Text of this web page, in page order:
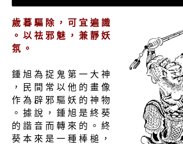
歲 暮 驅 除 ， 可 宜 遍 識
。 以 祛 邪 魅 ， 兼 靜 妖
氛 。
鍾 旭 為 捉 鬼 第 一 大 神
， 民 間 常 以 他 的 畫 像
作 為 辟 邪 驅 妖 的 神 物
。 據 說 ， 鍾 旭 是 終 葵
的 諧 音 而 轉 來 的 。 終
葵 本 來 是 一 種 棒 槌 ，